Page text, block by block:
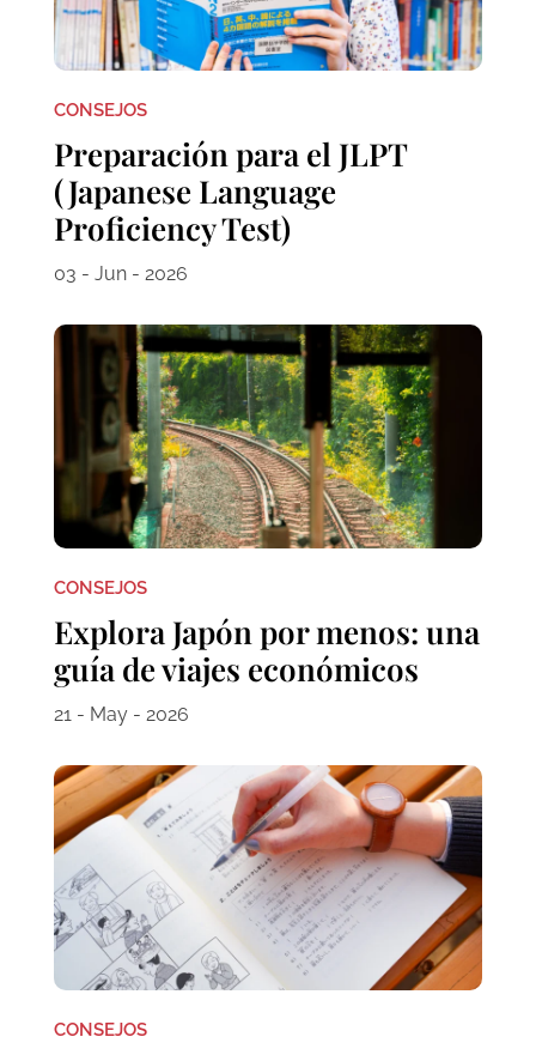
CONSEJOS
Preparación para el JLPT
(Japanese Language
Proficiency Test)
03 - Jun - 2026
CONSEJOS
Explora Japón por menos: una
guía de viajes económicos
21 - May - 2026
CONSEJOS